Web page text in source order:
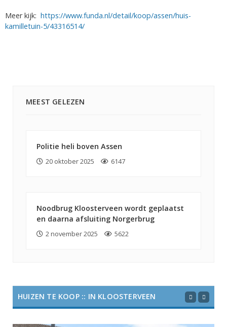
Meer kijk: https://www.funda.nl/detail/koop/assen/huis-
kamilletuin-5/43316514/
MEEST GELEZEN
Politie heli boven Assen
20 oktober 2025 6147
Noodbrug Kloosterveen wordt geplaatst
en daarna afsluiting Norgerbrug
2 november 2025 5622
HUIZEN TE KOOP :: IN KLOOSTERVEEN